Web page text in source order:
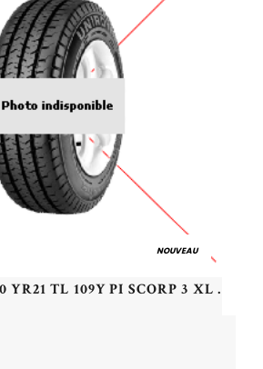
NOUVEAU
PIRELLI - 285/40 YR21 TL 109Y PI SCORP 3 XL (S3) - 2854021 - BAA